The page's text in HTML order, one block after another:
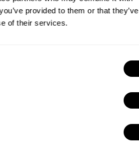
provided to them or that they’ve
of their services.